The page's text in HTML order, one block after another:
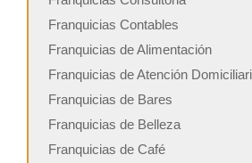
Franquicias Contables
Franquicias de Alimentación
Franquicias de Atención
Franquicias de Bares
Franquicias de Belleza
Franquicias de Café